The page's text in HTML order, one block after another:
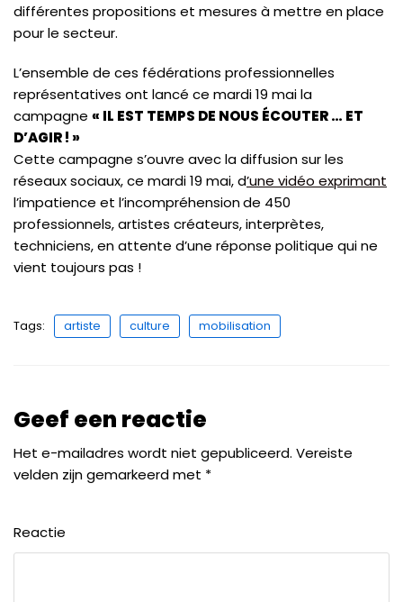
différentes propositions et mesures à mettre en place
pour le secteur.
L’ensemble de ces fédérations professionnelles
représentatives ont lancé ce mardi 19 mai la
campagne « IL EST TEMPS DE NOUS ÉCOUTER … ET
D’AGIR ! »
Cette campagne s’ouvre avec la diffusion sur les
réseaux sociaux, ce mardi 19 mai, d’une vidéo exprimant
l’impatience et l’incompréhensionde 450
professionnels, artistes créateurs, interprètes,
techniciens, en attente d’une réponse politique qui ne
vient toujours pas !
Tags: artiste culture mobilisation
Geef een reactie
Het e-mailadres wordt niet gepubliceerd. Vereiste
velden zijn gemarkeerd met *
Reactie